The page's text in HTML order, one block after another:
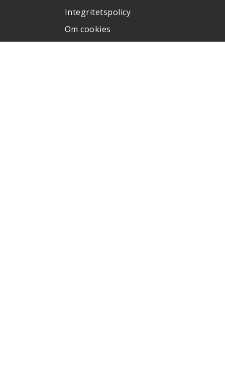
Integritetspolicy
Om cookies